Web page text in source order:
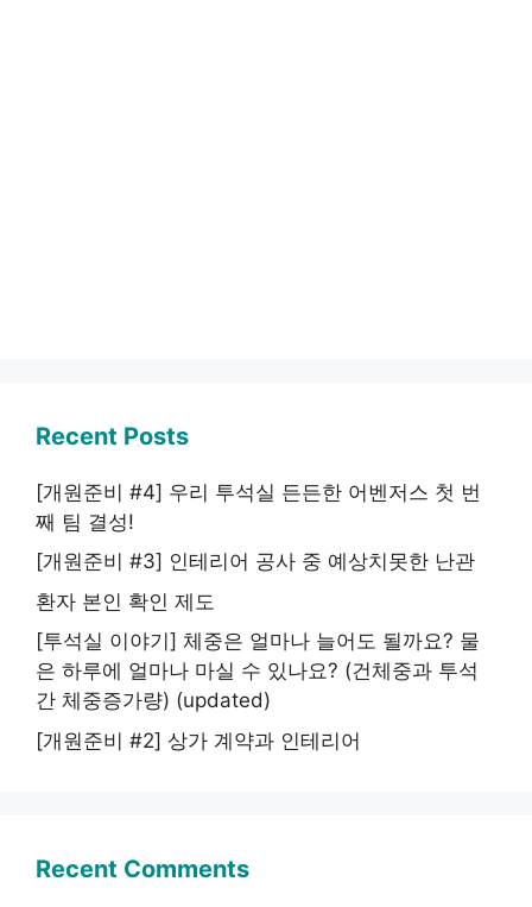
Recent Posts
[개원준비 #4] 우리 투석실 든든한 어벤저스 첫 번
째 팀 결성!
[개원준비 #3] 인테리어 공사 중 예상치못한 난관
환자 본인 확인 제도
[투석실 이야기] 체중은 얼마나 늘어도 될까요? 물
은 하루에 얼마나 마실 수 있나요? (건체중과 투석
간 체중증가량) (updated)
[개원준비 #2] 상가 계약과 인테리어
Recent Comments